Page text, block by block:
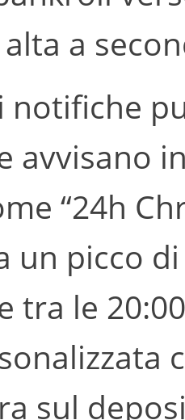
a
notifiche
avvisano
“24h
un picco
tra le
sul